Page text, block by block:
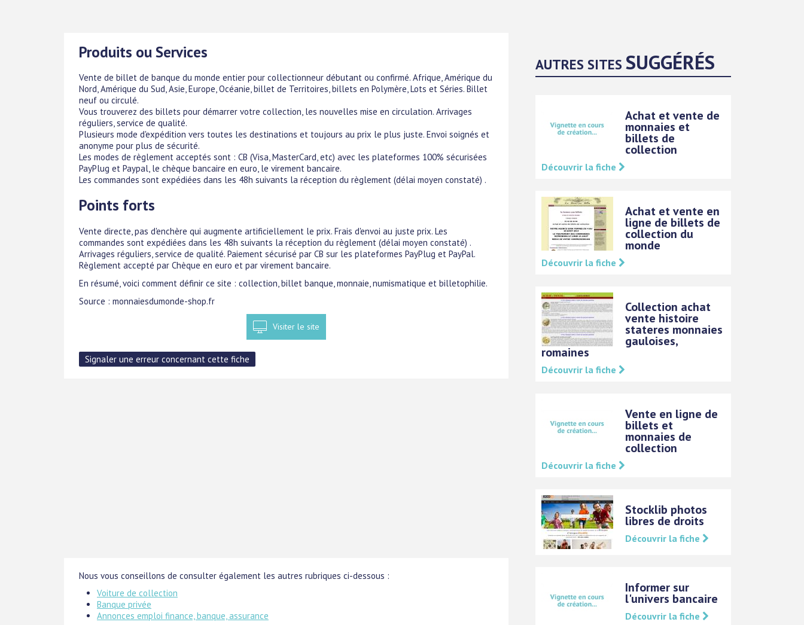
Produits ou Services
Vente de billet de banque du monde entier pour collectionneur débutant ou confirmé. Afrique, Amérique du
Nord, Amérique du Sud, Asie, Europe, Océanie, billet de Territoires, billets en Polymère, Lots et Séries. Billet
neuf ou circulé.
Vous trouverez des billets pour démarrer votre collection, les nouvelles mise en circulation. Arrivages
réguliers, service de qualité.
Plusieurs mode d'expédition vers toutes les destinations et toujours au prix le plus juste. Envoi soignés et
anonyme pour plus de sécurité.
Les modes de règlement acceptés sont : CB (Visa, MasterCard, etc) avec les plateformes 100% sécurisées
PayPlug et Paypal, le chèque bancaire en euro, le virement bancaire.
Les commandes sont expédiées dans les 48h suivants la réception du règlement (délai moyen constaté) .
Points forts
Vente directe, pas d'enchère qui augmente artificiellement le prix. Frais d'envoi au juste prix. Les
commandes sont expédiées dans les 48h suivants la réception du règlement (délai moyen constaté) .
Arrivages réguliers, service de qualité. Paiement sécurisé par CB sur les plateformes PayPlug et PayPal.
Règlement accepté par Chèque en euro et par virement bancaire.
En résumé, voici comment définir ce site : collection, billet banque, monnaie, numismatique et billetophilie.
Source : monnaiesdumonde-shop.fr
Visiter le site
Nous vous conseillons de consulter également les autres rubriques ci-dessous :
Voiture de collection
Banque privée
Annonces emploi finance, banque, assurance
AUTRES SITESSUGGÉRÉS
Achat et vente de
monnaies et
billets de
collection
Découvrir la fiche
Achat et vente en
ligne de billets de
collection du
monde
Découvrir la fiche
Collection achat
vente histoire
stateres monnaies
gauloises,
romaines
Découvrir la fiche
Vente en ligne de
billets et
monnaies de
collection
Découvrir la fiche
Stocklib photos
libres de droits
Découvrir la fiche
Informer sur
l'univers bancaire
Découvrir la fiche